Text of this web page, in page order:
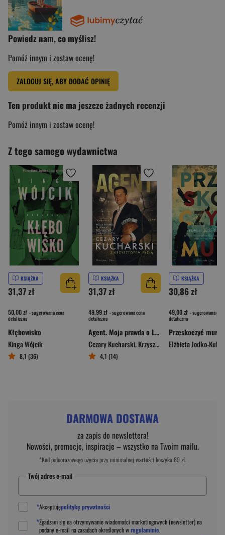
Powiedz nam, co myślisz!
Pomóż innym i zostaw ocenę!
ZALOGUJ SIĘ, ABY DODAĆ OPINIĘ
Ten produkt nie ma jeszcze żadnych recenzji
Pomóż innym i zostaw ocenę!
Z tego samego wydawnictwa
KSIĄŻKA
31,37 zł
50,00 zł - sugerowana cena
detaliczna
Kłębowisko
Kinga Wójcik
8,1 (36)
KSIĄŻKA
31,37 zł
49,99 zł - sugerowana cena
detaliczna
Agent. Moja prawda o Lewym, pieniądzach i manipulacji
Cezary Kucharski,Krzysztof Pyzia
4,1 (14)
KSIĄŻKA
30,86 zł
49,00 zł - sugerowana cena
detaliczna
Przeskoczyć mur
Elżbieta Jodko-Kula
DARMOWA DOSTAWA
za zapis do newslettera!
Nowości, promocje, inspiracje – wszystko na Twoim mailu.
*Kod jednorazowego użycia przy minimalnej wartości koszyka 89 zł.
Twój adres e-mail
*Akceptujępolitykę prywatności
*Zgadzam się na otrzymywanie wiadomości marketingowych (newsletter) na
podanye-mail na zasadach określonych wregulaminie.